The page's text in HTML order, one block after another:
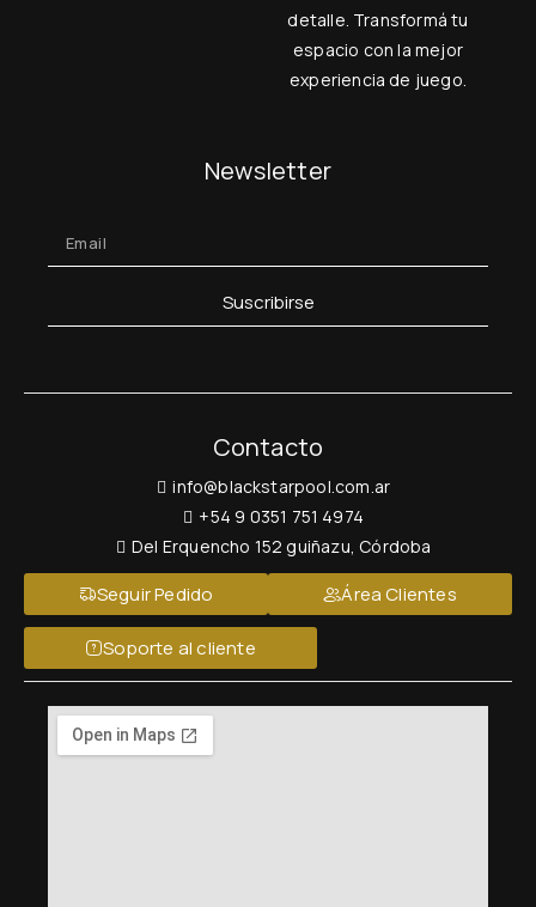
detalle. Transformá tu
espacio con la mejor
experiencia de juego.
Newsletter
Suscribirse
Contacto
info@blackstarpool.com.ar
+54 9 0351 751 4974
Del Erquencho 152 guiñazu, Córdoba
Seguir Pedido Área Clientes
Soporte al cliente